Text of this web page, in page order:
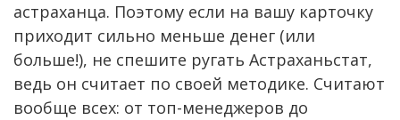
астраханца. Поэтому если на вашу карточку
приходит сильно меньше денег (или
больше!), не спешите ругать Астраханьстат,
ведь он считает по своей методике. Считают
вообще всех: от топ-менеджеров до